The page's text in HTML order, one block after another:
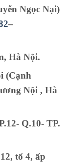
Ngọc Nại)
–
Hà Nội.
(Cạnh
Nội , Hà
Q.10- TP.
tổ 4, ấp